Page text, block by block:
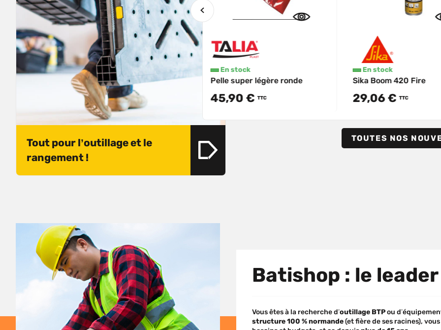
Tout pour l’outillage et le
rangement !
En stock
EMBOUT DE SÉCURITÉ
33,72 € TTC
En stock
Pelle super légère ronde
45,90 € TTC
En stock
Sika Boom 420 Fire
29,06 € TTC
TOUTES NOS
Batishop : le
Vous êtes à la recherche d’outillage BTPou
structure 100 % normande(et fière de ses racines),